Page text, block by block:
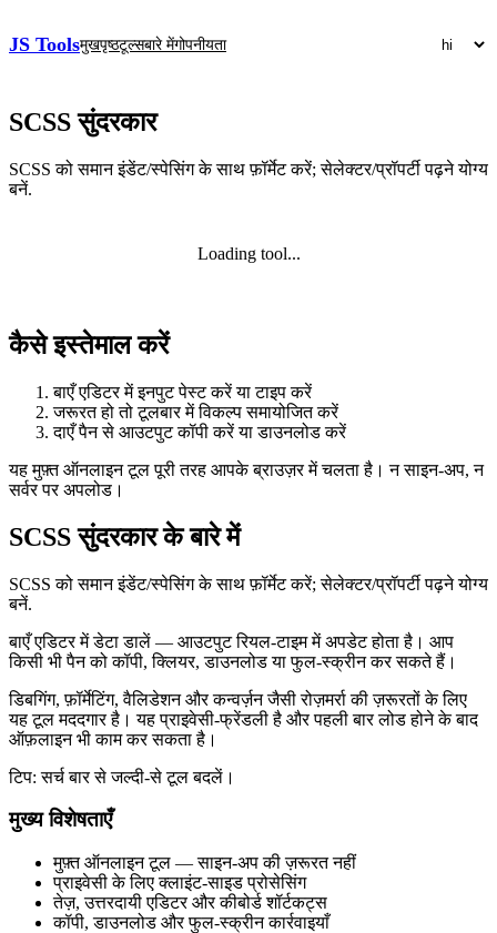
JS Toolsमुखपृष्ठटूल्सबारे मेंगोपनीयता
SCSS सुंदरकार
SCSS को समान इंडेंट/स्पेसिंग के साथ फ़ॉर्मेट करें; सेलेक्टर/प्रॉपर्टी पढ़ने योग्य
बनें.
Loading tool...
कैसे इस्तेमाल करें
बाएँ एडिटर में इनपुट पेस्ट करें या टाइप करें
जरूरत हो तो टूलबार में विकल्प समायोजित करें
दाएँ पैन से आउटपुट कॉपी करें या डाउनलोड करें
यह मुफ़्त ऑनलाइन टूल पूरी तरह आपके ब्राउज़र में चलता है। न साइन‑अप, न
सर्वर पर अपलोड।
SCSS सुंदरकार के बारे में
SCSS को समान इंडेंट/स्पेसिंग के साथ फ़ॉर्मेट करें; सेलेक्टर/प्रॉपर्टी पढ़ने योग्य
बनें.
बाएँ एडिटर में डेटा डालें — आउटपुट रियल‑टाइम में अपडेट होता है। आप
किसी भी पैन को कॉपी, क्लियर, डाउनलोड या फुल‑स्क्रीन कर सकते हैं।
डिबगिंग, फ़ॉर्मेटिंग, वैलिडेशन और कन्वर्ज़न जैसी रोज़मर्रा की ज़रूरतों के लिए
यह टूल मददगार है। यह प्राइवेसी‑फ्रेंडली है और पहली बार लोड होने के बाद
ऑफ़लाइन भी काम कर सकता है।
टिप: सर्च बार से जल्दी‑से टूल बदलें।
मुख्य विशेषताएँ
मुफ़्त ऑनलाइन टूल — साइन‑अप की ज़रूरत नहीं
प्राइवेसी के लिए क्लाइंट‑साइड प्रोसेसिंग
तेज़, उत्तरदायी एडिटर और कीबोर्ड शॉर्टकट्स
कॉपी, डाउनलोड और फुल‑स्क्रीन कार्रवाइयाँ